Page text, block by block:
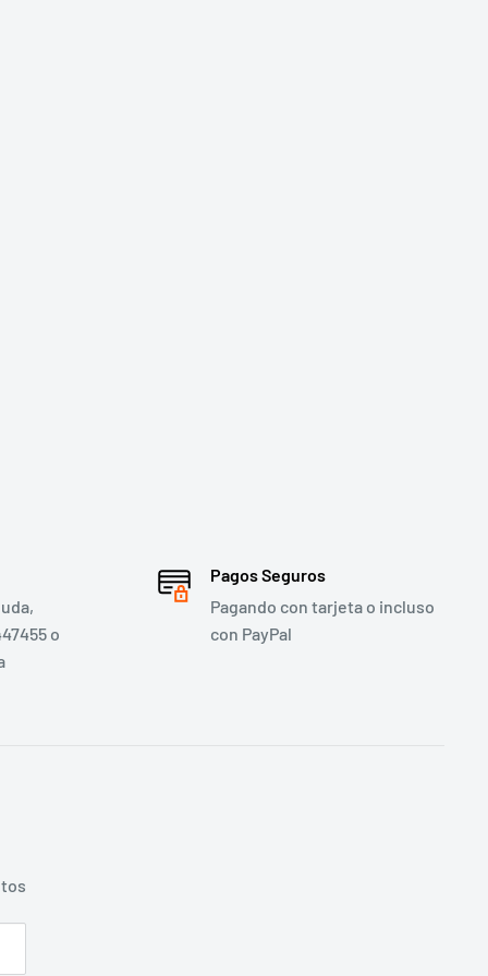
o
Pagos Seguros
Pagando con tarjeta o incluso
con PayPal